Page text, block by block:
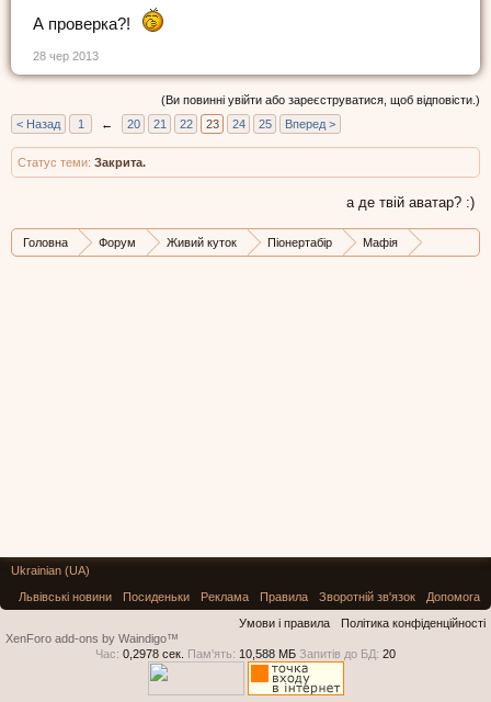
А проверка?!
28 чер 2013
(Ви повинні увійти або зареєструватися, щоб відповісти.)
< Назад
1 ← 20 21 22 23 24 25 Вперед >
Статус теми: Закрита.
а де твій аватар? :)
Головна Форум Живий куток Піонертабір
Мафія
Ukrainian (UA)
Львівські новини
Посиденьки Реклама Правила Зворотній зв'язок
Допомога
Умови і правила
Політика конфіденційності
XenForo add-ons by Waindigo™
Час: 0,2978 сек. Пам'ять: 10,588 МБ Запитів до БД: 20